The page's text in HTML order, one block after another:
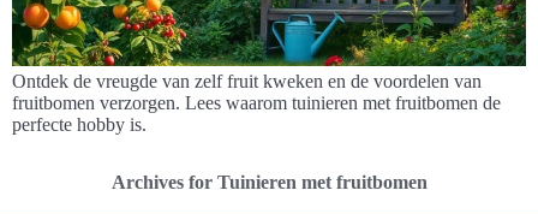
Ontdek de vreugde van zelf fruit kweken en de voordelen van
fruitbomen verzorgen. Lees waarom tuinieren met fruitbomen de
perfecte hobby is.
Archives for Tuinieren met fruitbomen